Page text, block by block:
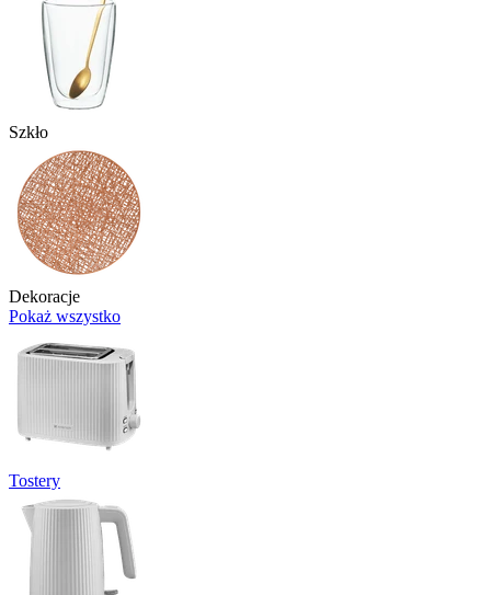
Szkło
Dekoracje
Pokaż wszystko
Tostery